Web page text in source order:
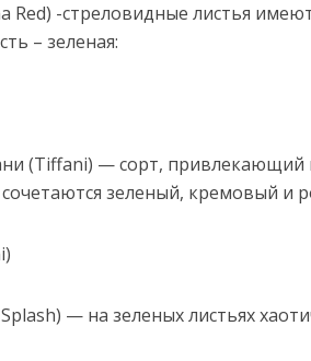
Red) -стреловидные листья
– зеленая:
(Tiffani) — сорт,
сочетаются зеленый, кремовый и
— на зеленых листьях